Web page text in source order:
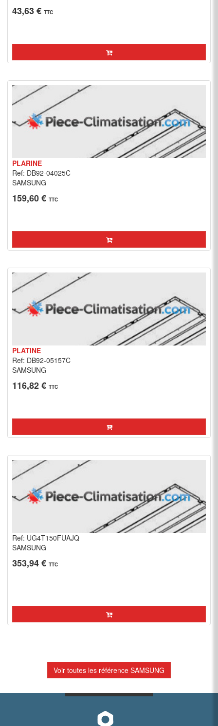
43,63 € TTC
PLARINE
Ref: DB92-04025C
SAMSUNG
159,60 € TTC
PLATINE
Ref: DB92-05157C
SAMSUNG
116,82 € TTC
Ref: UG4T150FUAJQ
SAMSUNG
353,94 € TTC
Voir toutes les référence SAMSUNG